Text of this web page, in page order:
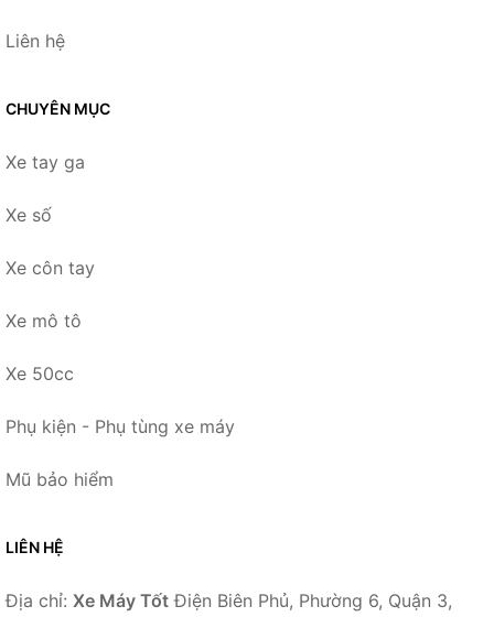
Liên hệ
CHUYÊN MỤC
Xe tay ga
Xe số
Xe côn tay
Xe mô tô
Xe 50cc
Phụ kiện - Phụ tùng xe máy
Mũ bảo hiểm
LIÊN HỆ
Địa chỉ: Xe Máy Tốt Điện Biên Phủ, Phường 6, Quận 3,